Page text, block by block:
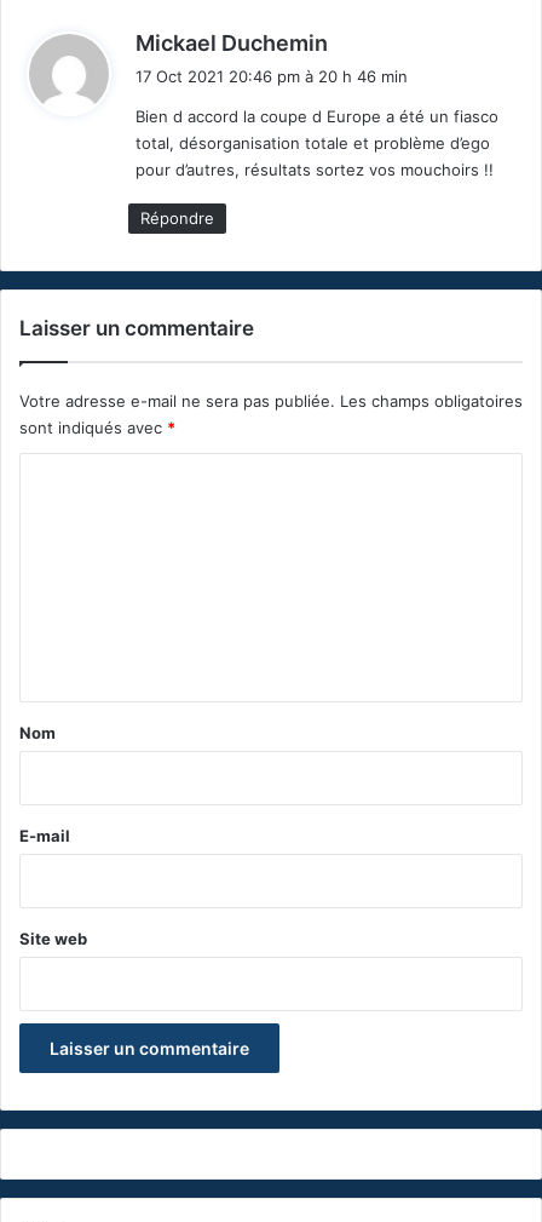
Mickael Duchemin
:
17 Oct 2021 20:46 pm à 20 h 46 min
Bien d accord la coupe d Europe a été un fiasco
total, désorganisation totale et problème d’ego
pour d’autres, résultats sortez vos mouchoirs !!
Répondre
Laisser un commentaire
Votre adresse e-mail ne sera pas publiée. Les champs obligatoires
sont indiqués avec *
a
e
Nom
E-mail
Site web